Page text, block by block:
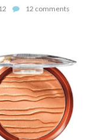
12 comments